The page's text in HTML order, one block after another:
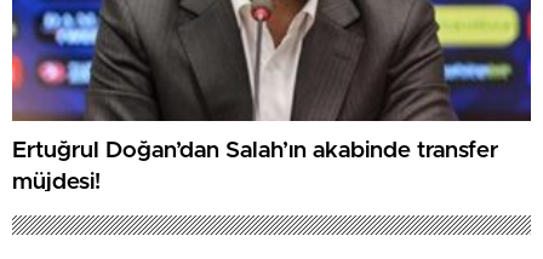
Ertuğrul Doğan’dan Salah’ın akabinde transfer
müjdesi!